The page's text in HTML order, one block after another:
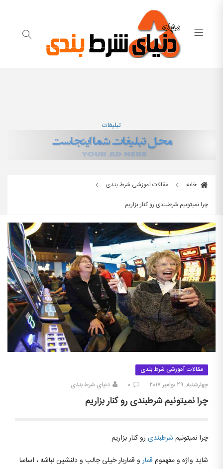
تبلیغات
خانه
مقالات آموزشی شرط بندی
چرا نمیتونیم شرطبندی رو کنار بزاریم
مقالات آموزشی شرط بندی
چهارشنبه, ۲۹ نوامبر ۲۰۱۷
۰ دنیای شرط بندی
چرا نمیتونیم شرطبندی رو کنار بزاریم
چرا نمیتونیم شرطبندی رو کنار بزاریم
شاید واژه و مفهموم قمارو قماربار خیلی جالب و دلنشین نباشه ، اساسا